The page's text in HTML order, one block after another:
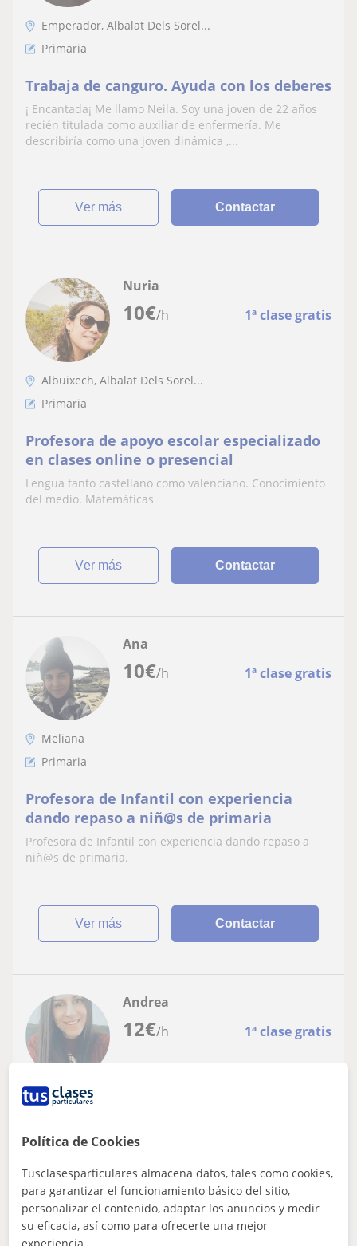
Emperador, Albalat Dels Sorel...
Primaria
Trabaja de canguro. Ayuda con los deberes
¡ Encantada¡ Me llamo Neila. Soy una joven de 22 años
recién titulada como auxiliar de enfermería. Me
describiría como una joven dinámica ,...
ver más Contactar
10€/h 1ª clase gratis
Nuria
Albuixech, Albalat Dels Sorel...
Primaria
Profesora de apoyo escolar especializado
en clases online o presencial
Lengua tanto castellano como valenciano. Conocimiento
del medio. Matemáticas
ver más Contactar
10€/h 1ª clase gratis
Ana
Meliana
Primaria
Profesora de Infantil con experiencia
dando repaso a niñ@s de primaria
Profesora de Infantil con experiencia dando repaso a
niñ@s de primaria.
ver más Contactar
12€/h 1ª clase gratis
Andrea
Massalfassar
cualquier asignatura en Educación
Primaria, Infantil y ESO
¡Hola! Mi nombre es Andrea y doy clases particulares de
apoyo para Educación Primaria, Infantil y ESO. Con
amplia experiencia y además, al...
Política de Cookies
Tusclasesparticulares almacena datos, tales como cookies,
para garantizar el funcionamiento básico del sitio,
personalizar el contenido, adaptar los anuncios y medir
su eficacia, así como para ofrecerte una mejor
experiencia.